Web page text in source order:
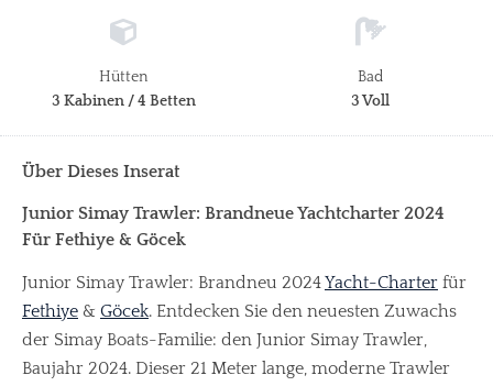
Hütten
3 Kabinen / 4 Betten
Bad
3 Voll
Über Dieses Inserat
Junior Simay Trawler: Brandneue Yachtcharter 2024
Für Fethiye & Göcek
Junior Simay Trawler: Brandneu 2024Yacht-Charter für
Fethiye & Göcek. Entdecken Sie den neuesten Zuwachs
der Simay Boats-Familie: den Junior Simay Trawler,
Baujahr 2024. Dieser 21 Meter lange, moderne Trawler